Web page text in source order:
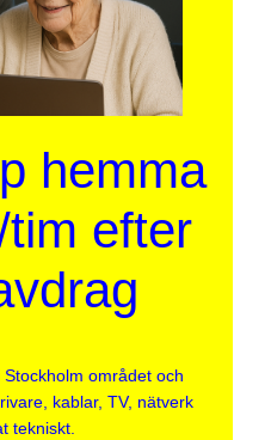
hemma
efter
området och
kablar, TV, nätverk
tekniskt.